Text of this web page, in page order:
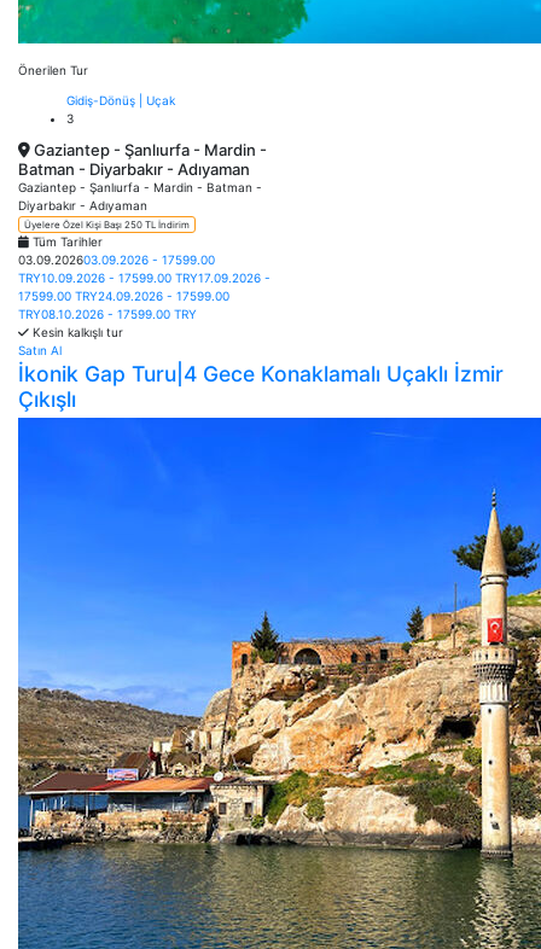
Önerilen Tur
Gidiş-Dönüş | Uçak
3
Gaziantep - Şanlıurfa - Mardin -
Batman - Diyarbakır - Adıyaman
Gaziantep - Şanlıurfa - Mardin - Batman -
Diyarbakır - Adıyaman
Üyelere Özel Kişi Başı 250 TL İndirim
Tüm Tarihler
03.09.202603.09.2026 - 17599.00
TRY10.09.2026 - 17599.00 TRY17.09.2026 -
17599.00 TRY24.09.2026 - 17599.00
TRY08.10.2026 - 17599.00 TRY
Kesin kalkışlı tur
Satın Al
İkonik Gap Turu|4 Gece Konaklamalı Uçaklı İzmir
Çıkışlı